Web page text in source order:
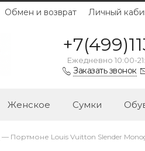
Обмен и возврат Личный
Ежедневно 10:00-
Заказать звонок
Женское Сумки
— Портмоне Louis Vuitton Slender